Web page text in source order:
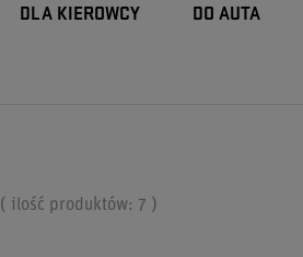
DLA KIEROWCY DO AUTA
( ilość produktów: 7 )